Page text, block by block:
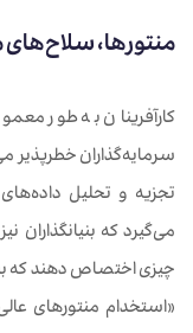
منتورها،
کارآفرینان به طور
سرمایه‌گذاران
تجزیه و تحلیل
می‌گیرد که
چیزی اختصاص دهند که
«استخدام منتورهای